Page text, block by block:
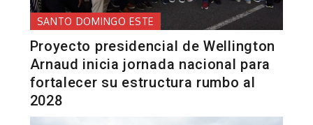
SANTO DOMINGO ESTE
Proyecto presidencial de Wellington
Arnaud inicia jornada nacional para
fortalecer su estructura rumbo al
2028